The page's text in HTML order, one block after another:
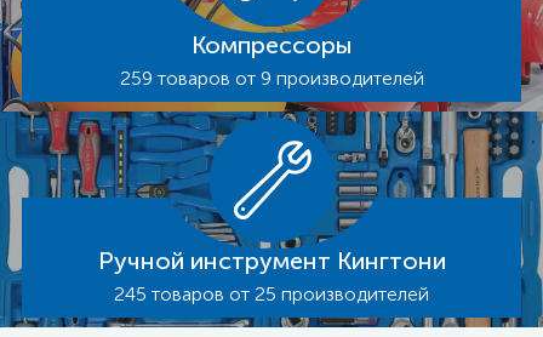
Компрессоры
259 товаров от 9 производителей
Ручной инструмент Кингтони
245 товаров от 25 производителей